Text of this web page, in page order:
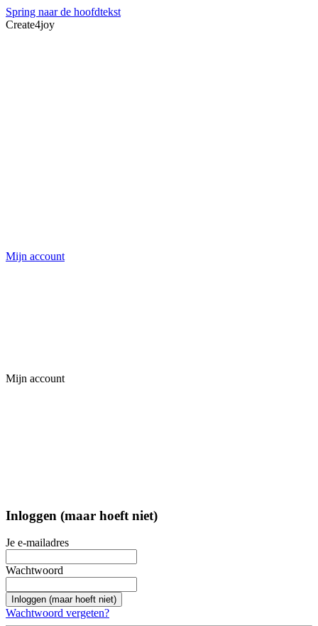
Spring naar de hoofdtekst
Create4joy
Mijn account
Mijn account
Inloggen (maar hoeft niet)
Je e-mailadres
Wachtwoord
Inloggen (maar hoeft niet)
Wachtwoord vergeten?